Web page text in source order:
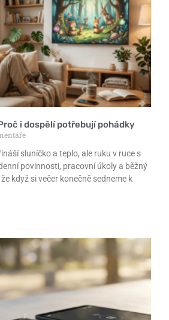
i dospělí potřebují pohádky
sluníčko a teplo, ale ruku v ruce s
povinnosti, pracovní úkoly a běžný
když si večer konečně sedneme k